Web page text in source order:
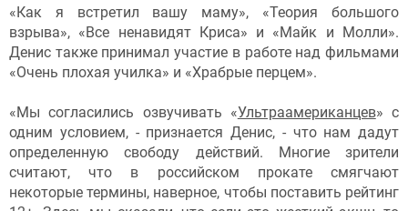
«Как я встретил вашу маму», «Теория большого
взрыва», «Все ненавидят Криса» и «Майк и Молли».
Денис также принимал участие в работе над фильмами
«Очень плохая училка» и «Храбрые перцем».
«Мы согласились озвучивать «Ультраамериканцев» с
одним условием, - признается Денис, - что нам дадут
определенную свободу действий. Многие зрители
считают, что в российском прокате смягчают
некоторые термины, наверное, чтобы поставить рейтинг